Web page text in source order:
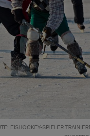
EISHOCKEY-SPIELER